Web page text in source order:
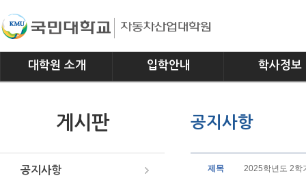
대학원 소개 입학안내 학사정보
교과과정
게시판
공지사항
공지사항
제목 2025학년도 2학